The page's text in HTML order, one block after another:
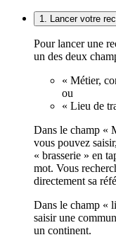
1. Lancer votre
Pour lancer une
un des deux
« Métier,
ou
« Lieu de
Dans le champ «
vous pouvez
« brasserie » en
mot. Vous
directement sa
Dans le champ «
saisir une
un continent.